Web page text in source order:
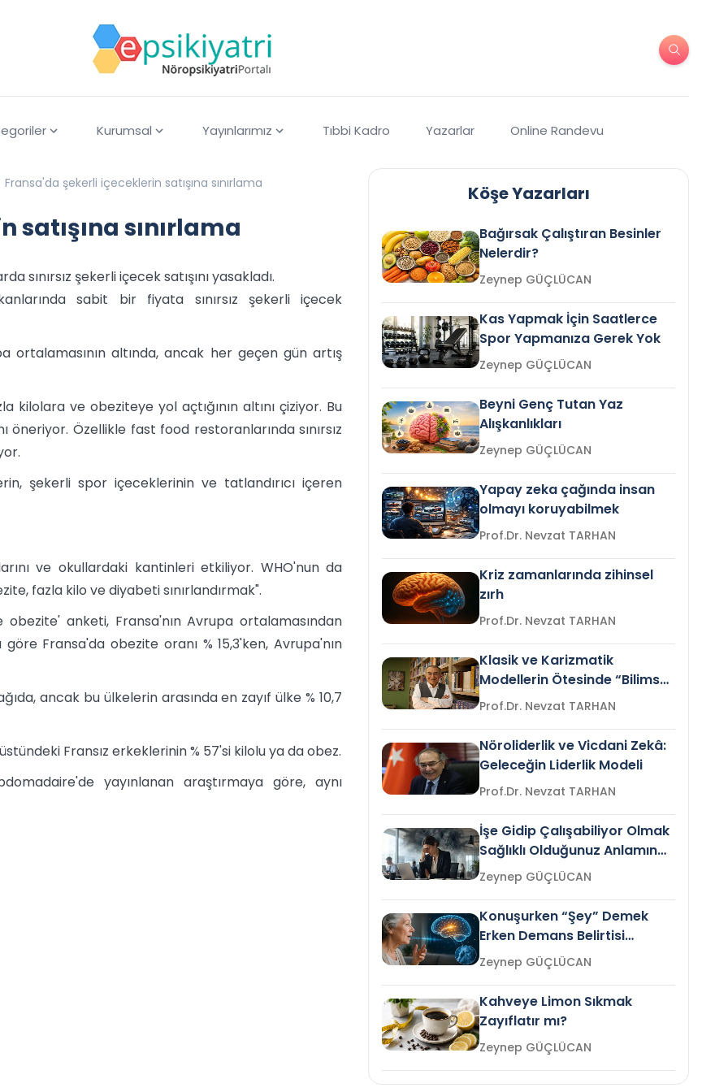
Kurumsal Yayınlarımız Tıbbi Kadro Yazarlar Online Randevu
Fransa'da şekerli içeceklerin satışına sınırlama
sınırlama
şekerli içecek satışını yasakladı.
sabit bir fiyata sınırsız şekerli içecek
ortalamasının altında, ancak her geçen gün artış
ve obeziteye yol açtığının altını çiziyor. Bu
Özellikle fast food restoranlarında sınırsız
şekerli spor içeceklerinin ve tatlandırıcı içeren
ve okullardaki kantinleri etkiliyor. WHO'nun da
fazla kilo ve diyabeti sınırlandırmak".
anketi, Fransa'nın Avrupa ortalamasından
Fransa'da obezite oranı % 15,3'ken, Avrupa'nın
ancak bu ülkelerin arasında en zayıf ülke % 10,7
Fransız erkeklerinin % 57'si kilolu ya da obez.
yayınlanan araştırmaya göre, aynı
Köşe Yazarları
Bağırsak Çalıştıran Besinler
Nelerdir?
Zeynep GÜÇLÜCAN
Kas Yapmak İçin Saatlerce
Spor Yapmanıza Gerek Yok
Zeynep GÜÇLÜCAN
Beyni Genç Tutan Yaz
Alışkanlıkları
Zeynep GÜÇLÜCAN
Yapay zeka çağında insan
olmayı koruyabilmek
Prof.Dr. Nevzat TARHAN
Kriz zamanlarında zihinsel
zırh
Prof.Dr. Nevzat TARHAN
Klasik ve Karizmatik
Modellerin Ötesinde “Bilimsel
Liderlik”
Prof.Dr. Nevzat TARHAN
Nöroliderlik ve Vicdani Zekâ:
Geleceğin Liderlik Modeli
Prof.Dr. Nevzat TARHAN
İşe Gidip Çalışabiliyor Olmak
Sağlıklı Olduğunuz Anlamına
Gelir mi?Zeynep GÜÇLÜCAN
Konuşurken “Şey” Demek
Erken Demans Belirtisi
Olabilir mi?Zeynep GÜÇLÜCAN
Kahveye Limon Sıkmak
Zayıflatır mı?
Zeynep GÜÇLÜCAN